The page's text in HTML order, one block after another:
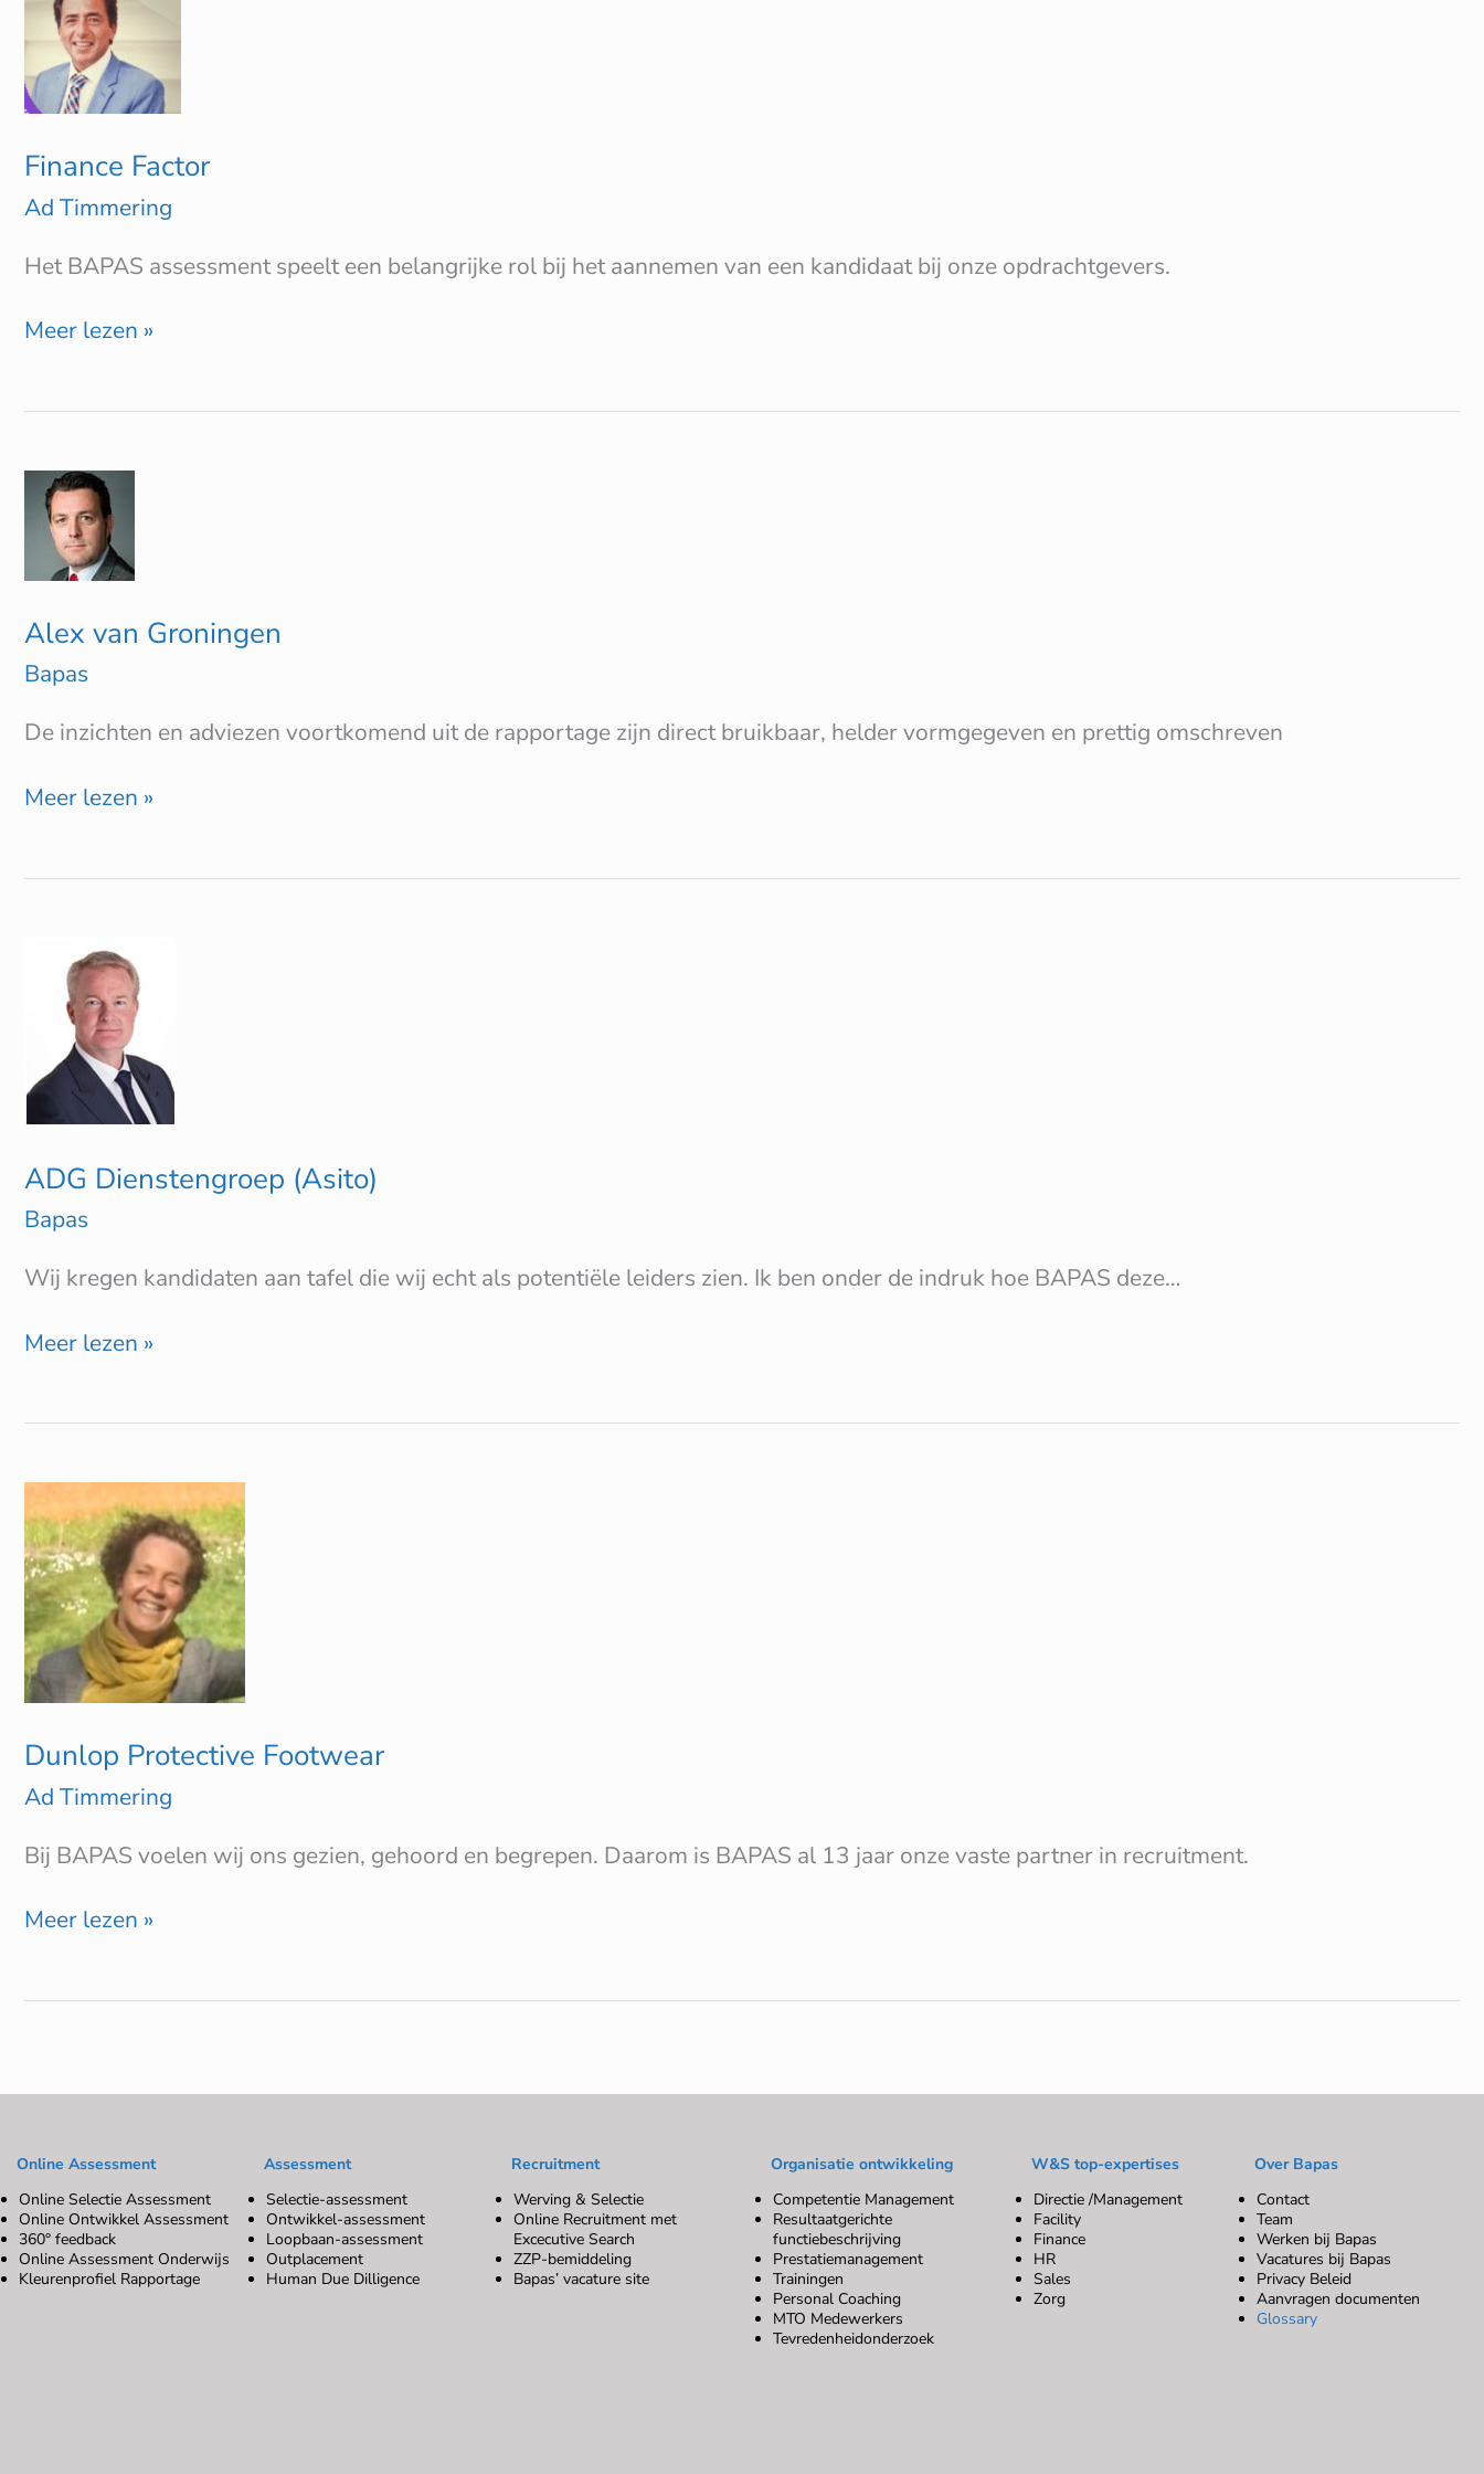
Finance Factor
Ad Timmering
Het BAPAS assessment speelt een belangrijke rol bij het aannemen van een kandidaat bij onze opdrachtgevers.
Factor
Meer lezen »
Alex van Groningen
Bapas
De inzichten en adviezen voortkomend uit de rapportage zijn direct bruikbaar, helder vormgegeven en prettig omschreven
Alex
van
Groningen
Meer lezen »
ADG Dienstengroep (Asito)
Bapas
Wij kregen kandidaten aan tafel die wij echt als potentiële leiders zien. Ik ben onder de indruk hoe BAPAS deze…
Dienstengroep
(Asito)
Meer lezen »
Dunlop Protective Footwear
Ad Timmering
Bij BAPAS voelen wij ons gezien, gehoord en begrepen. Daarom is BAPAS al 13 jaar onze vaste partner in recruitment.
Protective
Footwear
Meer lezen »
Online Assessment
Online Selectie Assessment
Online Ontwikkel Assessment
360° feedback
Online Assessment Onderwijs
Kleurenprofiel Rapportage
Assessment
Selectie-assessment
Ontwikkel-assessment
Loopbaan-assessment
Outplacement
Human Due Dilligence
Recruitment
Werving & Selectie
Online Recruitment met
Excecutive Search
ZZP-bemiddeling
Bapas’ vacature site
Organisatie ontwikkeling
Competentie Management
Resultaatgerichte
functiebeschrijving
Prestatiemanagement
Trainingen
Personal Coaching
MTO Medewerkers
Tevredenheidonderzoek
W&S top-expertises
Directie /Management
Facility
Finance
HR
Sales
Zorg
Over Bapas
Contact
Team
Werken bij Bapas
Vacatures bij Bapas
Privacy Beleid
Aanvragen documenten
Glossary